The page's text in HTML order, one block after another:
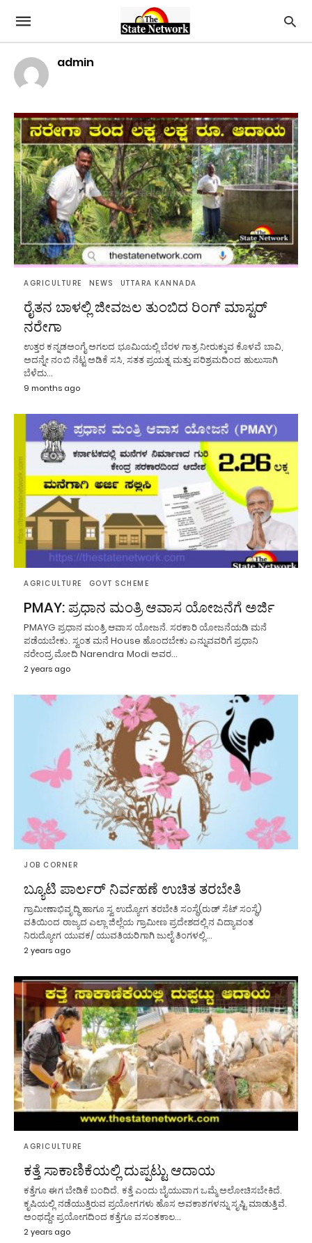
admin
AGRICULTURE NEWS UTTARA KANNADA
ರೈತನ ಬಾಳಲ್ಲಿ ಜೀವಜಲ ತುಂಬಿದ ರಿಂಗ್ ಮಾಸ್ಟರ್
ನರೇಗಾ
ಉತ್ತರ ಕನ್ನಡಅಂಗೈ ಅಗಲದ ಭೂಮಿಯಲ್ಲಿ ಬೆರಳ ಗಾತ್ರ ನೀರುಕ್ಕುವ ಕೊಳವೆ ಬಾವಿ,
ಅದನ್ನೇ ನಂಬಿ ನೆಟ್ಟ ಅಡಿಕೆ ಸಸಿ, ಸತತ ಪ್ರಯತ್ನ ಮತ್ತು ಪರಿಶ್ರಮದಿಂದ ಹುಲುಸಾಗಿ
ಬೆಳೆದು…
9 months ago
AGRICULTURE GOVT SCHEME
PMAY: ಪ್ರಧಾನ ಮಂತ್ರಿ ಆವಾಸ ಯೋಜನೆಗೆ ಅರ್ಜಿ
PMAYG ಪ್ರಧಾನ ಮಂತ್ರಿ ಆವಾಸ ಯೋಜನೆ. ಸರಕಾರಿ ಯೋಜನೆಯಡಿ ಮನೆ
ಪಡೆಯಬೇಕು. ಸ್ವಂತ ಮನೆ House ಹೊಂದಬೇಕು ಎನ್ನುವವರಿಗೆ ಪ್ರಧಾನಿ
ನರೇಂದ್ರ ಮೋದಿ Narendra Modi ಅವರ…
2 years ago
JOB CORNER
ಬ್ಯೂಟಿ ಪಾರ್ಲರ್ ನಿರ್ವಹಣೆ ಉಚಿತ ತರಬೇತಿ
ಗ್ರಾಮೀಣಾಭಿವೃದ್ಧಿ ಹಾಗೂ ಸ್ವ ಉದ್ಯೋಗ ತರಬೇತಿ ಸಂಸ್ಥೆ(ರುಡ್ ಸೆಟ್ ಸಂಸ್ಥೆ)
ವತಿಯಿಂದ ರಾಜ್ಯದ ಎಲ್ಲಾ ಜಿಲ್ಲೆಯ ಗ್ರಾಮೀಣ ಪ್ರದೇಶದಲ್ಲಿನ ವಿದ್ಯಾವಂತ
ನಿರುದ್ಯೋಗ ಯುವಕ/ ಯುವತಿಯರಿಗಾಗಿ ಜುಲೈ ತಿಂಗಳಲ್ಲಿ…
2 years ago
AGRICULTURE
ಕತ್ತೆ ಸಾಕಾಣಿಕೆಯಲ್ಲಿ ದುಪ್ಪಟ್ಟು ಆದಾಯ
ಕತ್ತೆಗೂ ಈಗ ಬೇಡಿಕೆ ಬಂದಿದೆ. ಕತ್ತೆ ಎಂದು ಬೈಯುವಾಗ ಒಮ್ಮೆ ಅಲೋಚಿಸಬೇಕಿದೆ.
ಕೃಷಿಯಲ್ಲಿ ನಡೆಯುತ್ತಿರುವ ಪ್ರಯೋಗಗಳು ಹೊಸ ಅವಕಾಶಗಳನ್ನು ಸೃಷ್ಟಿ ಮಾಡುತ್ತಿವೆ.
ಅಂಥದ್ದೇ ಪ್ರಯೋಗದಿಂದ ಕತ್ತೆಗೂ ವಸಂತಕಾಲ…
2 years ago